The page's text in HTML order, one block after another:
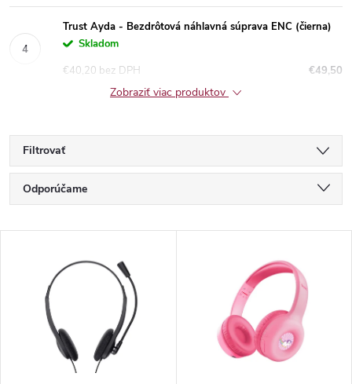
Trust Ayda - Bezdrôtová náhlavná súprava ENC (čierna)
Skladom
€49,50
€40,20 bez DPH
Zobraziť viac produktov
Filtrovať
R
a
Odporúčame
Najpredávanejšie
Abecedne